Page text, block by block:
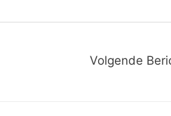
Volgende